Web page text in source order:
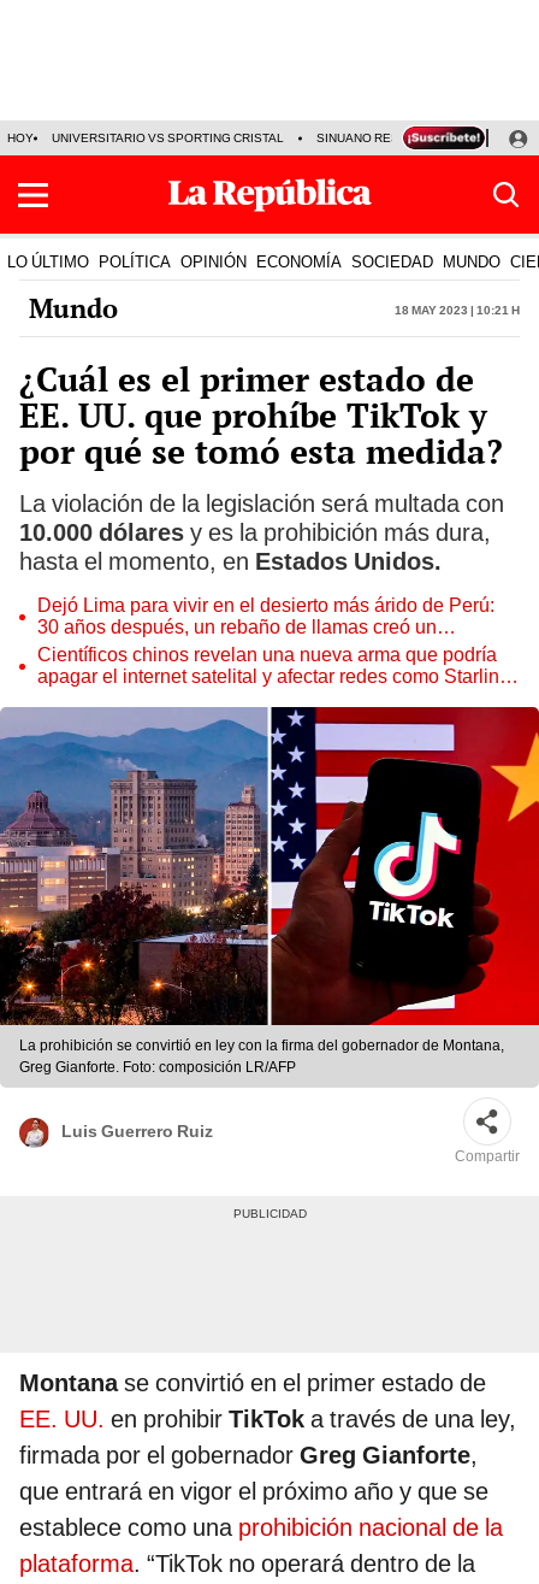
HOY UNIVERSITARIO VS SPORTING CRISTAL SINUANO RESULTADOS HOY
LO ÚLTIMO POLÍTICA OPINIÓN ECONOMÍA SOCIEDAD MUNDO
Mundo 18 May 2023 | 10:21 h
¿Cuál es el primer estado de
EE. UU. que prohíbe TikTok y
por qué se tomó esta medida?
La violación de la legislación será multada con
10.000 dólares y es la prohibición más dura,
hasta el momento, en Estados Unidos.
Dejó Lima para vivir en el desierto más árido de Perú:
30 años después, un rebaño de llamas creó un
sorprendente ecosistema
Científicos chinos revelan una nueva arma que podría
apagar el internet satelital y afectar redes como Starlink
La prohibición se convirtió en ley con la firma del gobernador de Montana,
Greg Gianforte. Foto: composición LR/AFP
Luis Guerrero Ruiz
Compartir
Montanase convirtió en el primer estado de
EE. UU. en prohibir TikTok a través de una ley,
firmada por el gobernador Greg Gianforte,
que entrará en vigor el próximo año y que se
establece como una prohibición nacional de la
plataforma. “TikTok no operará dentro de la